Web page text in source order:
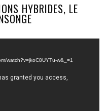
HYBRIDES, LE
watch?v=jkoC8UYTu-w&_=1